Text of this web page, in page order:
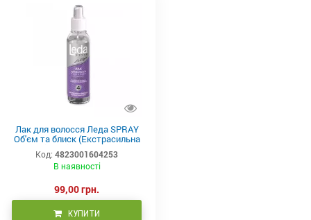
Лак для волосся Леда SPRAY
Об'єм та блиск (Екстрасильна
фіксація) 4, 160 мл
Код: 4823001604253
В наявності
99,00 грн.
КУПИТИ